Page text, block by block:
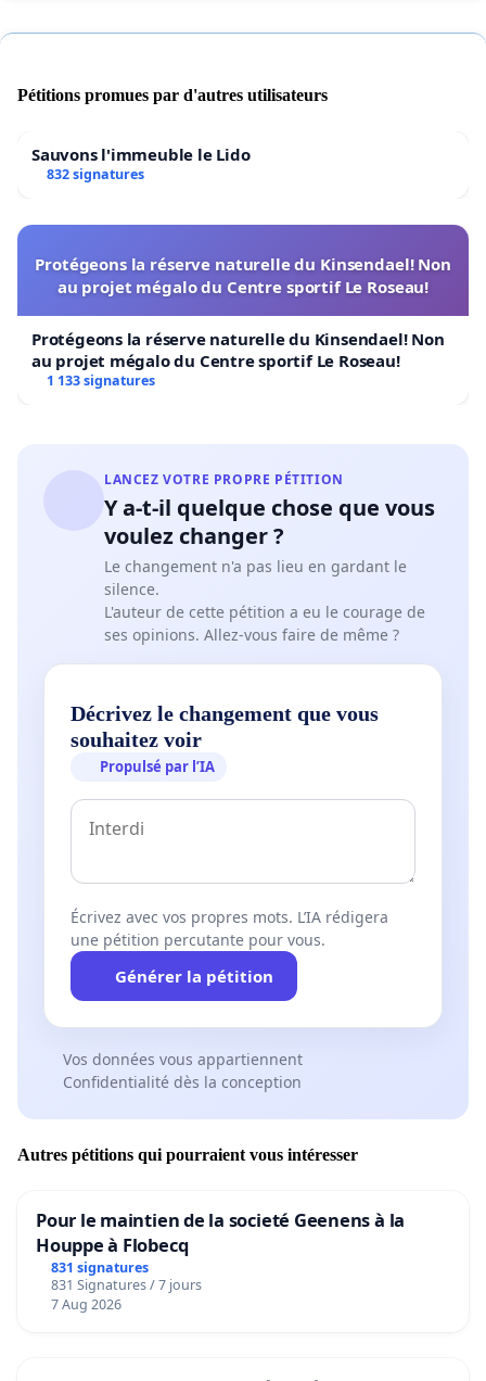
Pétitions promues par d'autres utilisateurs
Sauvons l'immeuble le Lido
832 signatures
Protégeons la réserve naturelle du Kinsendael! Non
au projet mégalo du Centre sportif Le Roseau!
Protégeons la réserve naturelle du Kinsendael! Non
au projet mégalo du Centre sportif Le Roseau!
1 133 signatures
LANCEZ VOTRE PROPRE PÉTITION
Y a-t-il quelque chose que vous
voulez changer ?
Le changement n'a pas lieu en gardant le
silence.
L'auteur de cette pétition a eu le courage de
ses opinions. Allez-vous faire de même ?
Décrivez le changement que vous
souhaitez voir
Propulsé par l’IA
Écrivez avec vos propres mots. L’IA rédigera
une pétition percutante pour vous.
Générer la pétition
Vos données vous appartiennent
Confidentialité dès la conception
Autres pétitions qui pourraient vous intéresser
Pour le maintien de la societé Geenens à la
Houppe à Flobecq
831 signatures
831 Signatures / 7 jours
7 Aug 2026